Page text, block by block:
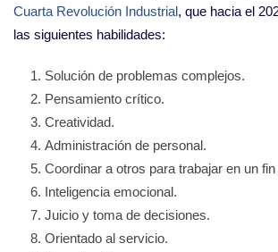
Cuarta Revolución Industrial, que hacia el
las siguientes habilidades:
Solución de problemas complejos.
Pensamiento crítico.
Creatividad.
Administración de personal.
Coordinar a otros para trabajar en un
Inteligencia emocional.
Juicio y toma de decisiones.
Orientado al servicio.